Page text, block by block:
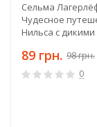
Сельма
Чудесное
Нильса с дикими
89 грн. 98 грн.
0